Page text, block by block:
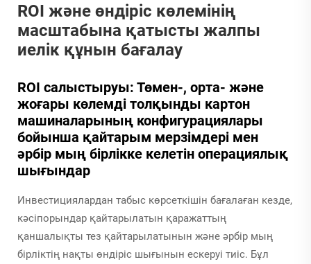
ROI және өндіріс көлемінің
масштабына қатысты жалпы
иелік құнын бағалау
ROI салыстыруы: Төмен-, орта- және
жоғары көлемді толқынды картон
машиналарының конфигурациялары
бойынша қайтарым мерзімдері мен
әрбір мың бірлікке келетін операциялық
шығындар
Инвестициялардан табыс көрсеткішін бағалаған кезде,
кәсіпорындар қайтарылатын қаражаттың
қаншалықты тез қайтарылатынын және әрбір мың
бірліктің нақты өндіріс шығынын ескеруі тиіс. Бұл